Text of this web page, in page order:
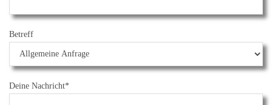
Betreff
Deine Nachricht*